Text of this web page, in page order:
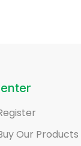
Our Products